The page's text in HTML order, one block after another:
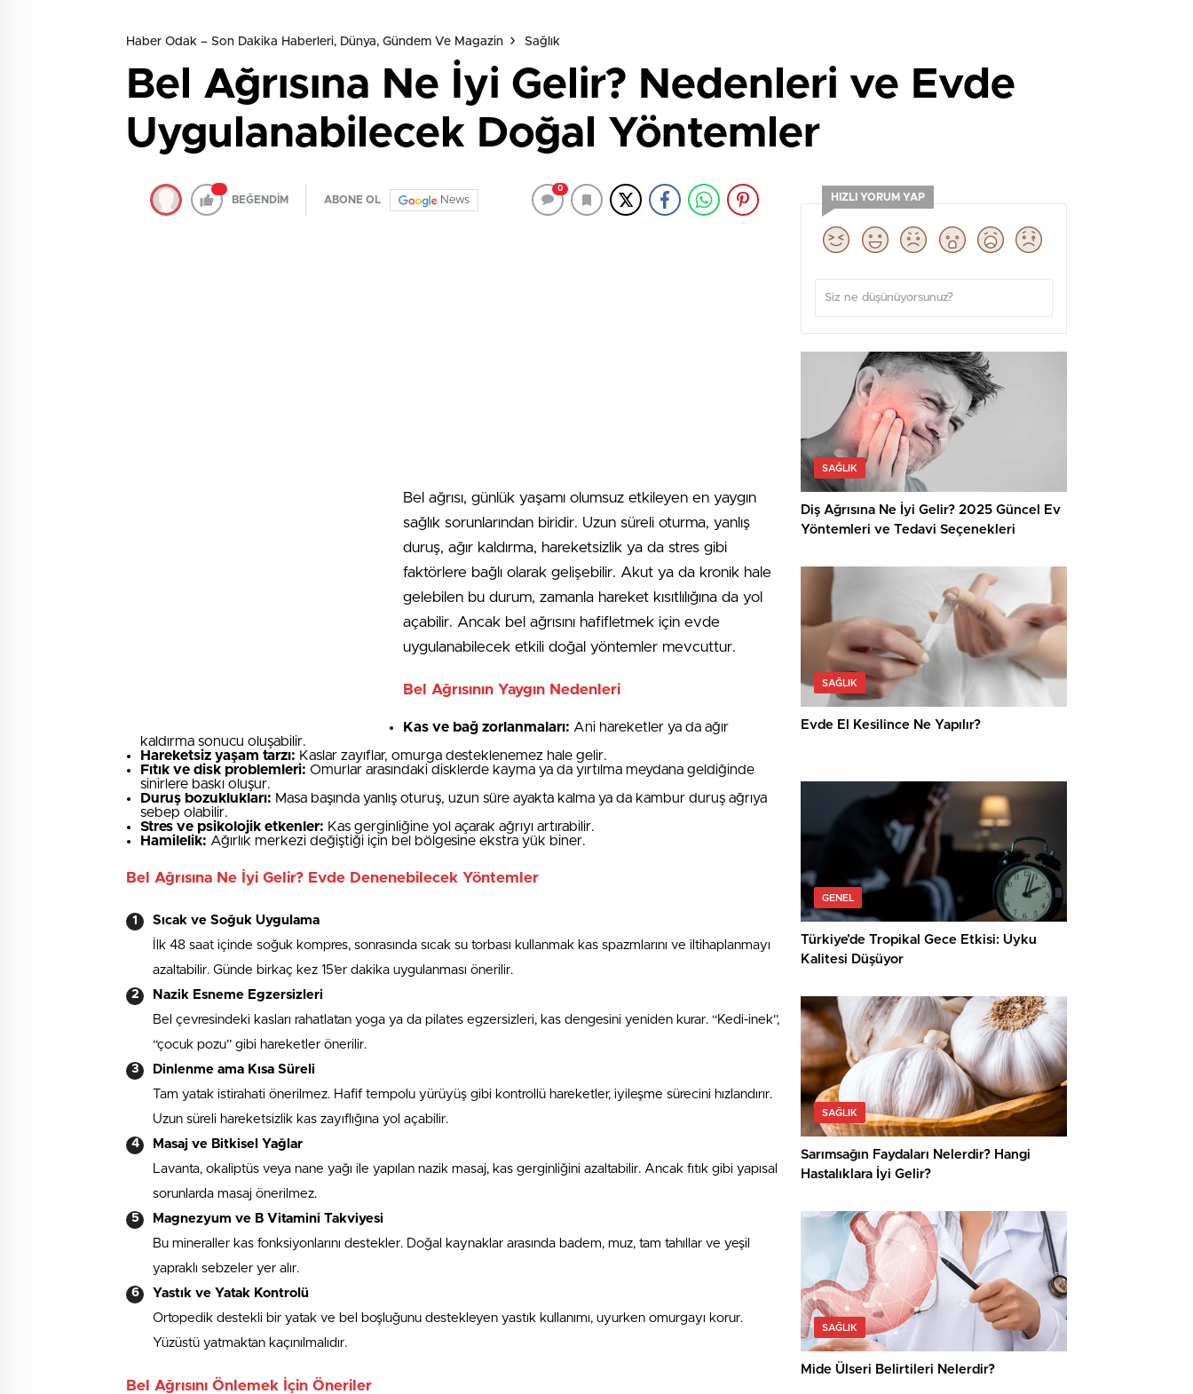
Haber Odak – Son Dakika Haberleri, Dünya, Gündem Ve Magazin Sağlık
Bel Ağrısına Ne İyi Gelir? Nedenleri ve Evde
Uygulanabilecek Doğal Yöntemler
BEĞENDİM ABONE OL News
0
Bel ağrısı, günlük yaşamı olumsuz etkileyen en yaygın
sağlık sorunlarından biridir. Uzun süreli oturma, yanlış
duruş, ağır kaldırma, hareketsizlik ya da stres gibi
faktörlere bağlı olarak gelişebilir. Akut ya da kronik hale
gelebilen bu durum, zamanla hareket kısıtlılığına da yol
açabilir. Ancak bel ağrısını hafifletmek için evde
uygulanabilecek etkili doğal yöntemler mevcuttur.
Bel Ağrısının Yaygın Nedenleri
Kas ve bağ zorlanmaları: Ani hareketler ya da ağır
kaldırma sonucu oluşabilir.
Hareketsiz yaşam tarzı: Kaslar zayıflar, omurga desteklenemez hale gelir.
Fıtık ve disk problemleri: Omurlar arasındaki disklerde kayma ya da yırtılma meydana geldiğinde
sinirlere baskı oluşur.
Duruş bozuklukları: Masa başında yanlış oturuş, uzun süre ayakta kalma ya da kambur duruş ağrıya
sebep olabilir.
Stres ve psikolojik etkenler: Kas gerginliğine yol açarak ağrıyı artırabilir.
Hamilelik: Ağırlık merkezi değiştiği için bel bölgesine ekstra yük biner.
Bel Ağrısına Ne İyi Gelir? Evde Denenebilecek Yöntemler
Sıcak ve Soğuk Uygulama
İlk 48 saat içinde soğuk kompres, sonrasında sıcak su torbası kullanmak kas spazmlarını ve iltihaplanmayı
azaltabilir. Günde birkaç kez 15’er dakika uygulanması önerilir.
Nazik Esneme Egzersizleri
Bel çevresindeki kasları rahatlatan yoga ya da pilates egzersizleri, kas dengesini yeniden kurar. “Kedi-inek”,
“çocuk pozu” gibi hareketler önerilir.
Dinlenme ama Kısa Süreli
Tam yatak istirahati önerilmez. Hafif tempolu yürüyüş gibi kontrollü hareketler, iyileşme sürecini hızlandırır.
Uzun süreli hareketsizlik kas zayıflığına yol açabilir.
Masaj ve Bitkisel Yağlar
Lavanta, okaliptüs veya nane yağı ile yapılan nazik masaj, kas gerginliğini azaltabilir. Ancak fıtık gibi yapısal
sorunlarda masaj önerilmez.
Magnezyum ve B Vitamini Takviyesi
Bu mineraller kas fonksiyonlarını destekler. Doğal kaynaklar arasında badem, muz, tam tahıllar ve yeşil
yapraklı sebzeler yer alır.
Yastık ve Yatak Kontrolü
Ortopedik destekli bir yatak ve bel boşluğunu destekleyen yastık kullanımı, uyurken omurgayı korur.
Yüzüstü yatmaktan kaçınılmalıdır.
Bel Ağrısını Önlemek İçin Öneriler
HIZLI YORUM YAP
SAĞLIK
Diş Ağrısına Ne İyi Gelir? 2025 Güncel Ev
Yöntemleri ve Tedavi Seçenekleri
SAĞLIK
Evde El Kesilince Ne Yapılır?
GENEL
Türkiye’de Tropikal Gece Etkisi: Uyku
Kalitesi Düşüyor
SAĞLIK
Sarımsağın Faydaları Nelerdir? Hangi
Hastalıklara İyi Gelir?
SAĞLIK
Mide Ülseri Belirtileri Nelerdir?